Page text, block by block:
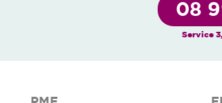
08
Service